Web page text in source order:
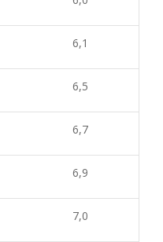
6,1
6,5
6,7
6,9
7,0